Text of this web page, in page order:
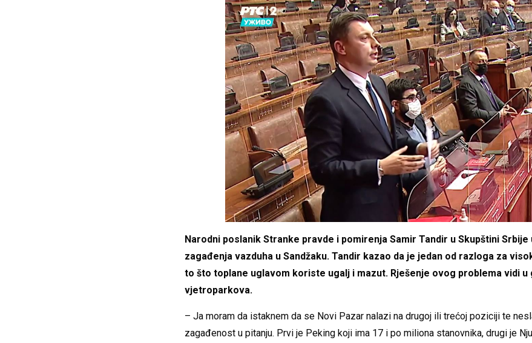
Narodni poslanik Stranke pravde i pomirenja Samir Tandir u Skupštini Srbije
zagađenja vazduha u Sandžaku. Tandir kazao da je jedan od razloga za
to što toplane uglavom koriste ugalj i mazut. Rješenje ovog problema vidi
vjetroparkova.
– Ja moram da istaknem da se Novi Pazar nalazi na drugoj ili trećoj poziciji te
zagađenost u pitanju. Prvi je Peking koji ima 17 i po miliona stanovnika, drugi je